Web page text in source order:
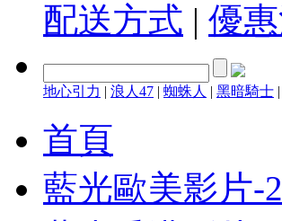
配送方式 | 優
地心引力 | 浪人47 | 蜘蛛人 | 黑暗騎士 |
首頁
藍光歐美影片-